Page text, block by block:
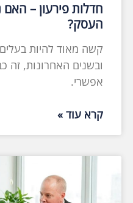
חדלות פירעון –
העסק?
קשה מאוד להיות
ובשנים האחרונות, זה
אפשרי.
קרא עוד »